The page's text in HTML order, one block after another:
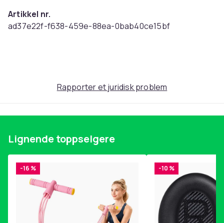
Artikkel nr.
ad37e22f-f638-459e-88ea-0bab40ce15bf
Rapporter et juridisk problem
Lignende toppselgere
-16 % -10 %